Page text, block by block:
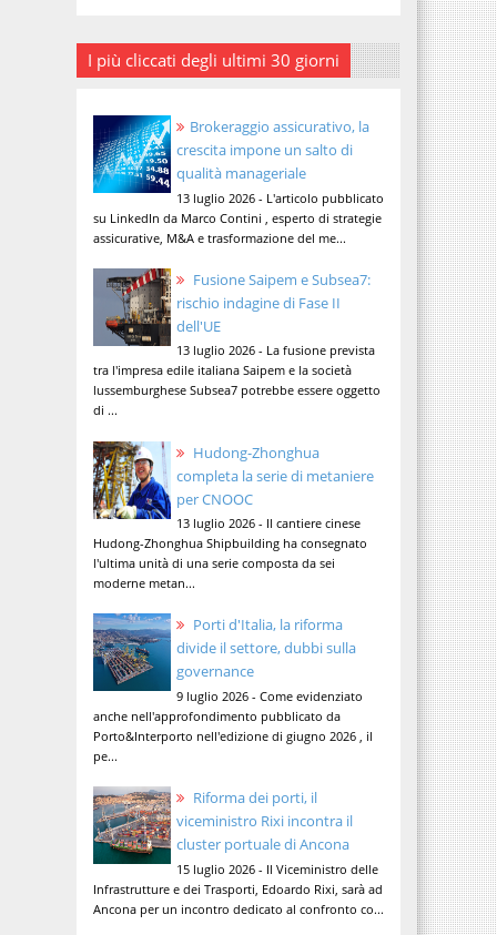
I più cliccati degli ultimi 30 giorni
Brokeraggio assicurativo, la
crescita impone un salto di
qualità manageriale
13 luglio 2026 - L'articolo pubblicato
su LinkedIn da Marco Contini , esperto di strategie
assicurative, M&A e trasformazione del me...
Fusione Saipem e Subsea7:
rischio indagine di Fase II
dell'UE
13 luglio 2026 - La fusione prevista
tra l'impresa edile italiana Saipem e la società
lussemburghese Subsea7 potrebbe essere oggetto
di ...
Hudong-Zhonghua
completa la serie di metaniere
per CNOOC
13 luglio 2026 - Il cantiere cinese
Hudong-Zhonghua Shipbuilding ha consegnato
l'ultima unità di una serie composta da sei
moderne metan...
Porti d'Italia, la riforma
divide il settore, dubbi sulla
governance
9 luglio 2026 - Come evidenziato
anche nell'approfondimento pubblicato da
Porto&Interporto nell'edizione di giugno 2026 , il
pe...
Riforma dei porti, il
viceministro Rixi incontra il
cluster portuale di Ancona
15 luglio 2026 - Il Viceministro delle
Infrastrutture e dei Trasporti, Edoardo Rixi, sarà ad
Ancona per un incontro dedicato al confronto co...